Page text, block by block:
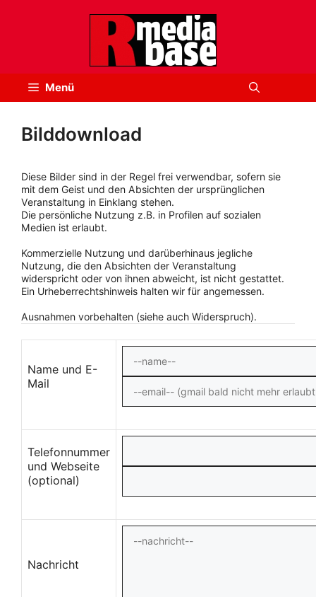
Menü
Bilddownload
Diese Bilder sind in der Regel frei verwendbar, sofern sie
mit dem Geist und den Absichten der ursprünglichen
Veranstaltung in Einklang stehen.
Die persönliche Nutzung z.B. in Profilen auf sozialen
Medien ist erlaubt.
Kommerzielle Nutzung und darüberhinaus jegliche
Nutzung, die den Absichten der Veranstaltung
widerspricht oder von ihnen abweicht, ist nicht gestattet.
Ein Urheberrechtshinweis halten wir für angemessen.
Ausnahmen vorbehalten (siehe auch Widerspruch).
Name und E-
Mail
Telefonnummer
und Webseite
(optional)
Nachricht